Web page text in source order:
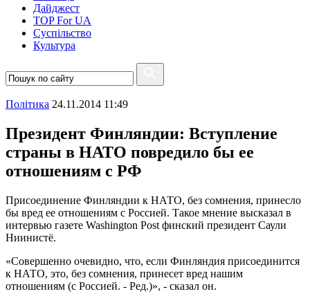
Дайджест
TOP For UA
Суспiльство
Культура
Полiтика 24.11.2014 11:49
Президент Финляндии: Вступление
страны в НАТО повредило бы ее
отношениям с РФ
Присоединение Финляндии к НАТО, без сомнения, принесло
бы вред ее отношениям с Россией. Такое мнение высказал в
интервью газете Washington Post финский президент Саули
Ниинистё.
«Совершенно очевидно, что, если Финляндия присоединится
к НАТО, это, без сомнения, принесет вред нашим
отношениям (с Россией. - Ред.)», - сказал он.